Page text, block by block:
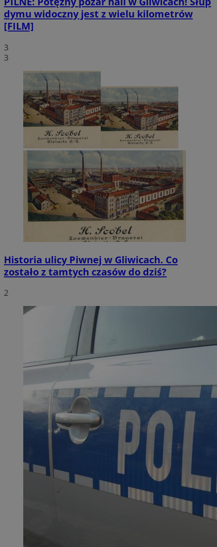
dymu widoczny jest z wielu kilometrów
[FILM]
3
3
Historia ulicy Piwnej w Gliwicach. Co
zostało z tamtych czasów do dziś?
2